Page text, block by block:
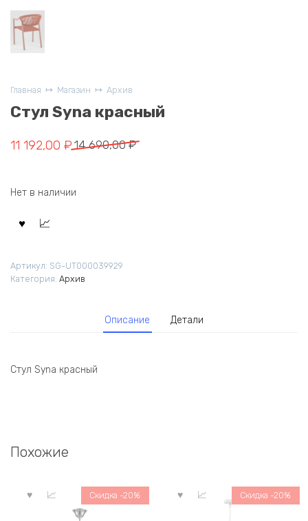
Главная Магазин Архив
Стул Syna красный
14 690,00₽
Первоначальная
14
690,00 ₽.
11 192,00 ₽
Текущая
192,00 ₽.
Нет в наличии
Артикул: SG-UT000039929
Категория: Архив
Описание Детали
Стул Syna красный
Похожие
Скидка -20% Скидка -20%